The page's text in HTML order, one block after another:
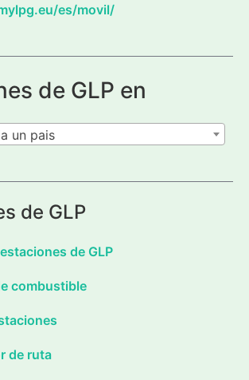
es/movil/
de GLP en
un pais
de GLP
de GLP
combustible
de ruta